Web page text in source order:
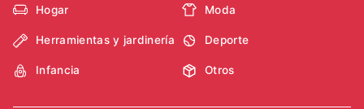
Hogar Moda
Herramientas y jardinería Deporte
Infancia Otros